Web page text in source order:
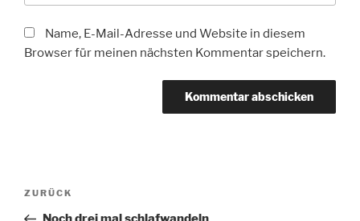
Name, E-Mail-Adresse und Website in diesem
Browser für meinen nächsten Kommentar speichern.
Beitragsnavigation
Vorheriger
Beitrag
ZURÜCK